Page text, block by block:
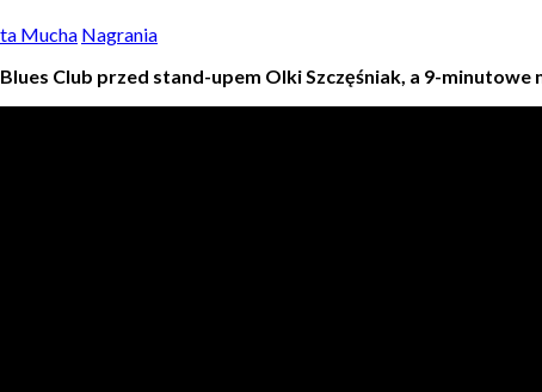
Mucha Nagrania
Club przed stand-upem Olki Szczęśniak, a 9-